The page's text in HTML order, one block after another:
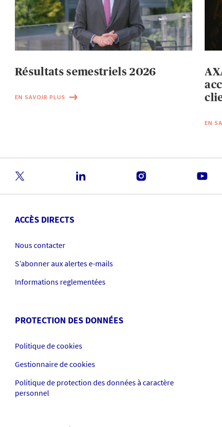
Résultats semestriels 2026
EN SAVOIR PLUS
EN
ACCÈS DIRECTS
Nous contacter
S’abonner aux alertes e-mails
Informations reglementées
PROTECTION DES DONNÉES
Politique de cookies
Gestionnaire de cookies
Politique de protection des données à caractère
personnel